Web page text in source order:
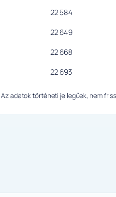
22 584
22 649
22 668
22 693
adatok történeti jellegűek, nem